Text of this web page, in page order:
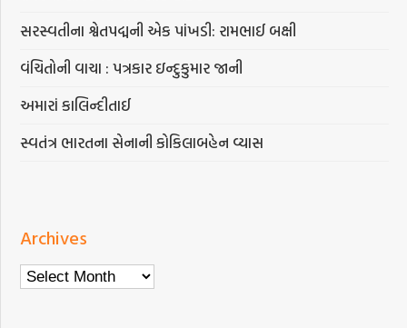
સરસ્વતીના શ્વેતપદ્મની એક પાંખડી: રામભાઈ બક્ષી
વંચિતોની વાચા : પત્રકાર ઇન્દુકુમાર જાની
અમારાં કાલિન્દીતાઈ
સ્વતંત્ર ભારતના સેનાની કોકિલાબહેન વ્યાસ
Archives
Archives